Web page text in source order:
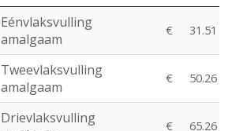
Eénvlaksvulling
amalgaam
€ 31.51
Tweevlaksvulling
amalgaam
€ 50.26
Drievlaksvulling
€ 65.26